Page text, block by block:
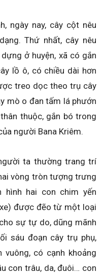
ngày nay, cây cột nêu
Thứ nhất, cây nêu
ở huyện, xã có gắn
lồ ô, có chiều dài hơn
treo dọc theo trụ cây
mò o đan tấm lá phướn
thuộc, gắn bó trong
người Bana Kriêm.
ta thường trang trí
vòng tròn tượng trưng
hình hai con chim yến
được đẽo từ một loại
sự tự do, dũng mãnh
sáu đoạn cây trụ phụ,
có cạnh khoảng
con trâu, da, đuôi… con